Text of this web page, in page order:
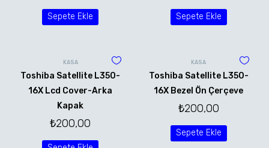
Sepete Ekle Sepete Ekle
KASA
Toshiba Satellite L350-
16X Lcd Cover-Arka
Kapak
₺200,00
KASA
Toshiba Satellite L350-
16X Bezel Ön Çerçeve
₺200,00
Sepete Ekle